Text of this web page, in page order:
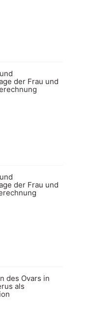
der Frau und
der Frau und
des Ovars in
als